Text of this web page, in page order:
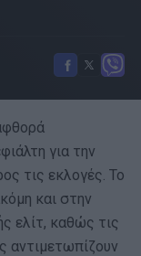
για την
τις εκλογές. Το
και στην
ελίτ, καθώς τις
αντιμετωπίζουν